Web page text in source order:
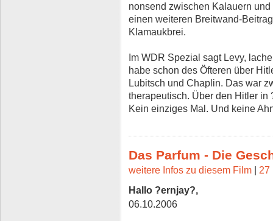
nonsend zwischen Kalauern
einen weiteren Breitwand-
Klamaukbrei.
Im WDR Spezial sagt Levy,
habe schon des Öfteren über
Lubitsch und Chaplin. Das war
therapeutisch. Über den Hitler
Kein einziges Mal. Und keine
Das Parfum - Die
weitere Infos zu diesem Film | 27
Hallo ?ernjay?,
06.10.2006